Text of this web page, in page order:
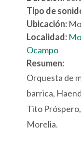
Tipo de
Ubicación:
Localidad:
Ocampo
Resumen:
Orquesta de
barrica,
Tito
Morelia.